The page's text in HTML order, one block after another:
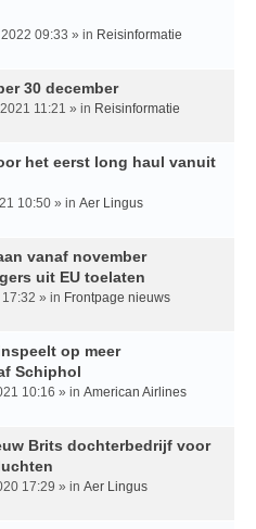
09:33 » in Reisinformatie
30 december
11:21 » in Reisinformatie
het eerst long haul vanuit
10:50 » in Aer Lingus
vanaf november
uit EU toelaten
» in Frontpage nieuws
op meer
Schiphol
10:16 » in American Airlines
Brits dochterbedrijf voor
17:29 » in Aer Lingus